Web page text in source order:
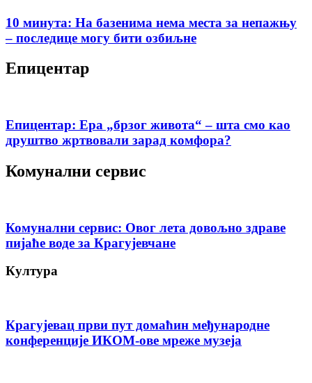
10 минута: На базенима нема места за непажњу
– последице могу бити озбиљне
Епицентар
Епицентар: Ера „брзог живота“ – шта смо као
друштво жртвовали зарад комфора?
Комунални сервис
Комунални сервис: Овог лета довољно здраве
пијаће воде за Крагујевчане
Култура
Крагујевац први пут домаћин међународне
конференције ИКОМ-ове мреже музеја